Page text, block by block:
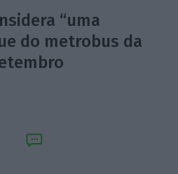
“uma
do metrobus da